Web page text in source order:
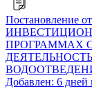
Постановление
ПРОГРАММАХ
Добавлен: 6 дней